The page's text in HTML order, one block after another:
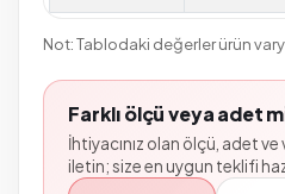
Not: Tablodaki değerler ürün
Farklı ölçü veya adet
İhtiyacınız olan ölçü, adet
iletin; size en uygun teklifi